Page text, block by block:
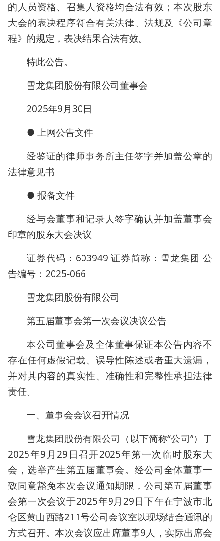
的人员资格、召集人资格均合法有效；本次股东
大会的表决程序符合有关法律、法规及《公司章
程》的规定，表决结果合法有效。
特此公告。
雪龙集团股份有限公司董事会
2025年9月30日
● 上网公告文件
经鉴证的律师事务所主任签字并加盖公章的
法律意见书
● 报备文件
经与会董事和记录人签字确认并加盖董事会
印章的股东大会决议
证券代码：603949 证券简称：雪龙集团 公
告编号：2025-066
雪龙集团股份有限公司
第五届董事会第一次会议决议公告
本公司董事会及全体董事保证本公告内容不
存在任何虚假记载、误导性陈述或者重大遗漏，
并对其内容的真实性、准确性和完整性承担法律
责任。
一、董事会会议召开情况
雪龙集团股份有限公司（以下简称“公司”）于
2025年9月29日召开2025年第一次临时股东大
会，选举产生第五届董事会。经公司全体董事一
致同意豁免本次会议通知期限，公司第五届董事
会第一次会议于2025年9月29日下午在宁波市北
仑区黄山西路211号公司会议室以现场结合通讯的
方式召开。本次会议应出席董事9人，实际出席会